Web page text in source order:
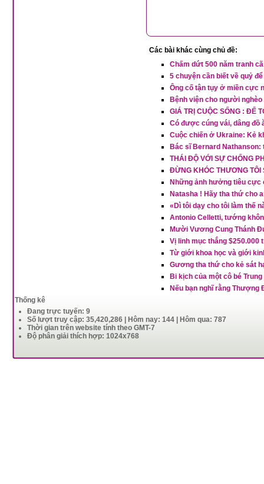
Các bài khác cùng chủ đề:
Chấm dứt 500 năm tranh
5 chuyện cần biết về quỷ
Ông cố tận tụy ở miền cực
Bệnh viện cho người
GIÁ TRỊ CUỘC SỐNG : ĐỂ
Có được cúng vái, dâng đồ
Cuộc chiến ở Ukraine: Kẻ
Bác sĩ Bernard
THÁI ĐỘ VỚI SỰ CHỐNG
ĐỪNG KHÓC THƯƠNG TÔI
Những ảnh hưởng tiêu cực
Natasha ! Hãy tha thứ cho
«Dì tôi dạy cho tôi làm thế
Antonio Celletti, tướng
Mười Vương Cung Thánh
Vị linh mục thắng $250.000
Từ giới khoa học và giới
Gương tha thứ cho kẻ sát
Bi kịch của một cô bé
Nếu bạn nghĩ rằng Thượng
Thống kê
Đang trực tuyến: 9
Số lượt truy cập: 35,420,286 | Hôm nay: 144 | Hôm qua: 787
Thời gian trên website tính theo GMT-7
Độ phân giải thích hợp: 1024x768